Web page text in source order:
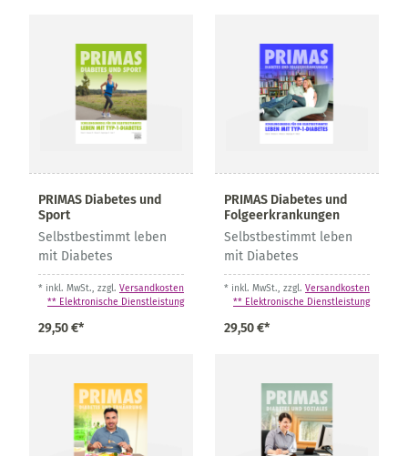
PRIMAS Diabetes und
Sport
29,50 €*
Selbstbestimmt leben
mit Diabetes
* inkl. MwSt., zzgl. Versandkosten
** Elektronische Dienstleistung
PRIMAS Diabetes und
Folgeerkrankungen
29,50 €*
Selbstbestimmt leben
mit Diabetes
* inkl. MwSt., zzgl. Versandkosten
** Elektronische Dienstleistung